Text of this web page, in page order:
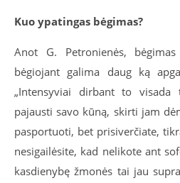
Kuo ypatingas bėgimas?
Anot G. Petronienės,
bėgiojant galima daug ką
„Intensyviai dirbant to
pajausti savo kūną, skirti jam
pasportuoti, bet prisiverčiate,
nesigailėsite, kad nelikote ant
kasdienybę žmonės tai jau